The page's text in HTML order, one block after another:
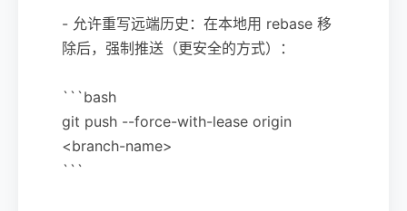
- 允许重写远端历史：在本地用 rebase 移
除后，强制推送（更安全的方式）：
```bash
git push --force-with-lease origin
<branch-name>
```